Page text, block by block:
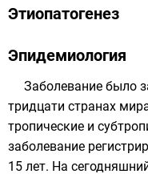
Этиопатогенез
Эпидемиология
Заболевание было
тридцати странах
тропические и
заболевание
15 лет. На